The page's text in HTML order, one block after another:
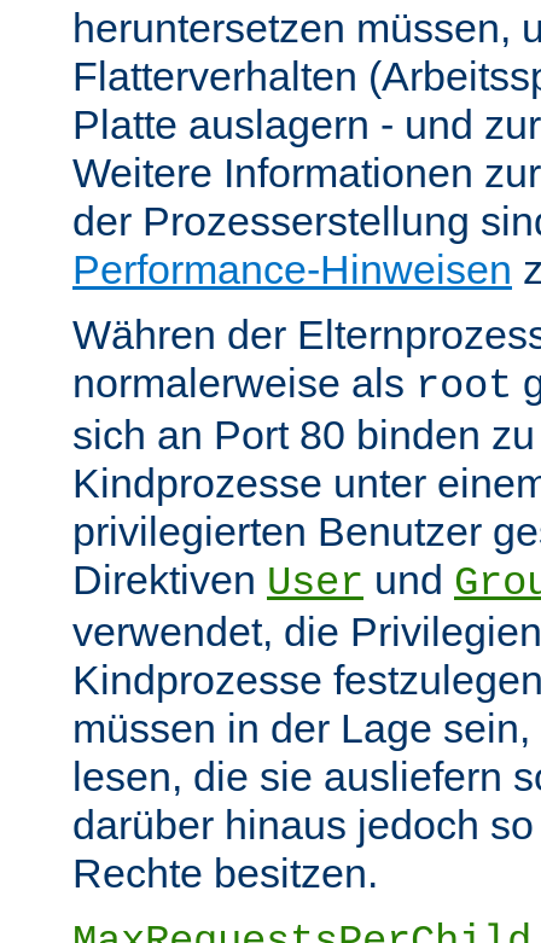
heruntersetzen müssen,
Flatterverhalten
Platte auslagern - und
Weitere Informationen
der Prozesserstellung
Performance-Hinweisen
Währen der
normalerweise als root
sich an Port 80 binden
Kindprozesse unter
privilegierten Benutzer
Direktiven User und
verwendet, die
Kindprozesse
müssen in der Lage
lesen, die sie ausliefern
darüber hinaus jedoch
Rechte besitzen.